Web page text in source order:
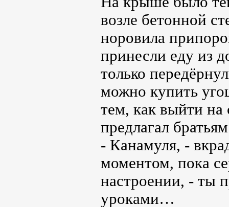
возле бетонной
норовила
принесли еду из
только
можно купить
тем, как выйти
предлагал
- Канамуля, -
моментом, пока
настроении, - ты
уроками…